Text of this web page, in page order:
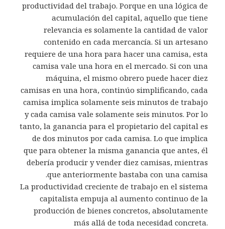
productividad del trabajo. Porque en una lógica de
acumulación del capital, aquello que tiene
relevancia es solamente la cantidad de valor
contenido en cada mercancía. Si un artesano
requiere de una hora para hacer una camisa, esta
camisa vale una hora en el mercado. Si con una
máquina, el mismo obrero puede hacer diez
camisas en una hora, continúo simplificando, cada
camisa implica solamente seis minutos de trabajo
y cada camisa vale solamente seis minutos. Por lo
tanto, la ganancia para el propietario del capital es
de dos minutos por cada camisa. Lo que implica
que para obtener la misma ganancia que antes, él
debería producir y vender diez camisas, mientras
que anteriormente bastaba con una camisa.
La productividad creciente de trabajo en el sistema
capitalista empuja al aumento continuo de la
producción de bienes concretos, absolutamente
más allá de toda necesidad concreta.